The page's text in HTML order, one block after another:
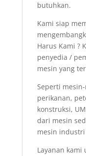
butuhkan.
Kami siap
Harus Kami ?
penyedia /
mesin yang
Seperti
perikanan,
konstruksi,
dari mesin
mesin
Layanan kami